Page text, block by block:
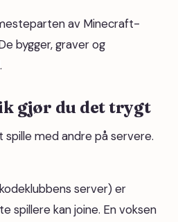
av Minecraft-
bygger, graver og
gjør du det trygt
spille med andre på servere.
server) er
spillere kan joine. En voksen